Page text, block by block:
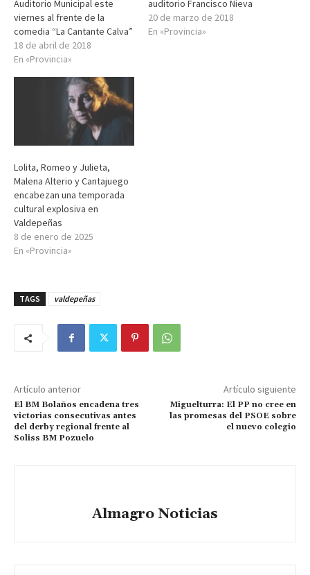
Auditorio Municipal este
viernes al frente de la
comedia “La Cantante Calva”
18 de abril de 2018
En «Provincia»
auditorio Francisco Nieva
20 de marzo de 2018
En «Provincia»
Lolita, Romeo y Julieta,
Malena Alterio y Cantajuego
encabezan una temporada
cultural explosiva en
Valdepeñas
8 de enero de 2025
En «Provincia»
TAGS valdepeñas
Artículo anterior
El BM Bolaños encadena tres
victorias consecutivas antes
del derby regional frente al
Soliss BM Pozuelo
Artículo siguiente
Miguelturra: El PP no cree en
las promesas del PSOE sobre
el nuevo colegio
Almagro Noticias